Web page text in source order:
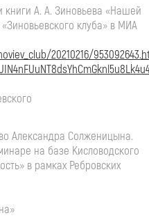
книги А. А. Зиновьева «Нашей
клуба» в МИА
20210216/953092643.
Александра Солженицына.
на базе Кисловодского
в рамках Ребровских
»